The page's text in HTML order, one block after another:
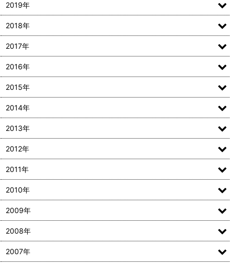
2019年
2018年
2017年
2016年
2015年
2014年
2013年
2012年
2011年
2010年
2009年
2008年
2007年